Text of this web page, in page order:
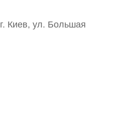
г. Киев, ул. Большая